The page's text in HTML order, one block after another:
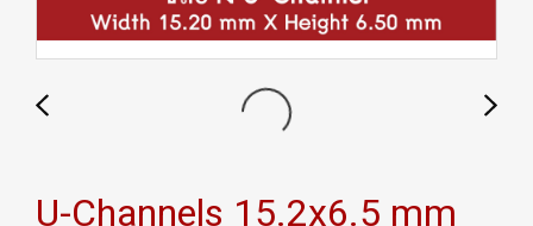
U-Channels 15.2x6.5 mm